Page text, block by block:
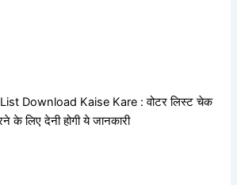
Download Kaise Kare : वोटर लिस्ट चेक
के लिए देनी होगी ये जानकारी